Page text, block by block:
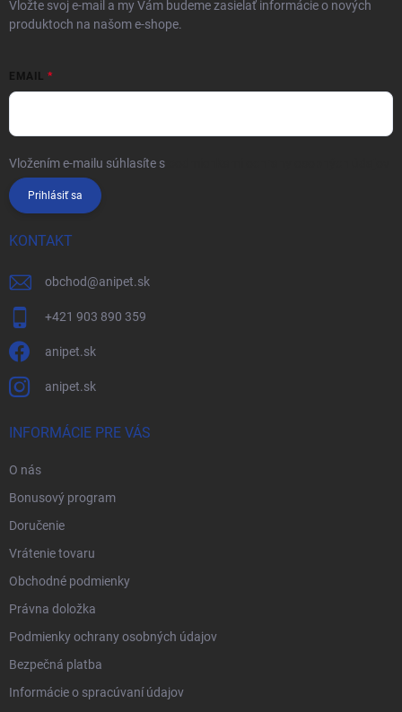
Vložte svoj e-mail a my Vám budeme zasielať informácie o nových
produktoch na našom e-shope.
EMAIL
Vložením e-mailu súhlasíte s
Prihlásiť sa
KONTAKT
obchod@anipet.sk
+421 903 890 359
anipet.sk
anipet.sk
INFORMÁCIE PRE VÁS
O nás
Bonusový program
Doručenie
Vrátenie tovaru
Obchodné podmienky
Právna doložka
Podmienky ochrany osobných údajov
Bezpečná platba
Informácie o spracúvaní údajov